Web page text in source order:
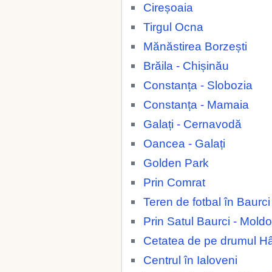
Cireșoaia
Tirgul Ocna
Mănăstirea Borzești
Brăila - Chișinău
Constanța - Slobozia
Constanța - Mamaia
Galați - Cernavodă
Oancea - Galați
Golden Park
Prin Comrat
Teren de fotbal în
Prin Satul Baurci -
Cetatea de pe drumul
Centrul în Ialoveni